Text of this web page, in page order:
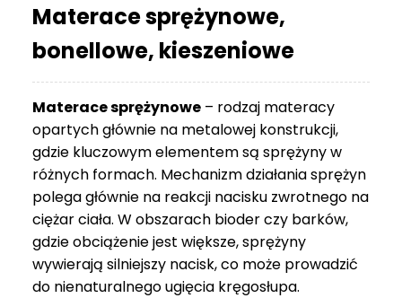
Materace sprężynowe,
bonellowe, kieszeniowe
Materace sprężynowe – rodzaj materacy
opartych głównie na metalowej konstrukcji,
gdzie kluczowym elementem są sprężyny w
różnych formach. Mechanizm działania sprężyn
polega głównie na reakcji nacisku zwrotnego na
ciężar ciała. W obszarach bioder czy barków,
gdzie obciążenie jest większe, sprężyny
wywierają silniejszy nacisk, co może prowadzić
do nienaturalnego ugięcia kręgosłupa.